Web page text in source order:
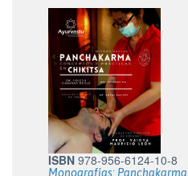
ISBN 978-956-6124-10-8
Monografías: Panchakarma